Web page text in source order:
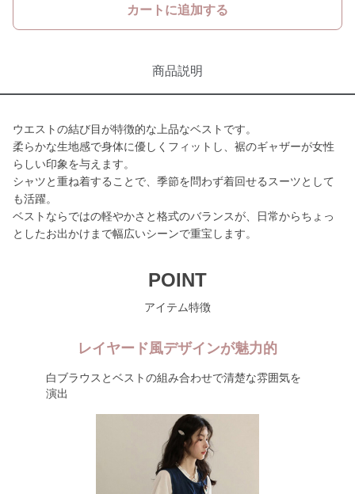
カートに追加する
商品説明
ウエストの結び目が特徴的な上品なベストです。
柔らかな生地感で身体に優しくフィットし、裾のギャザーが女性
らしい印象を与えます。
シャツと重ね着することで、季節を問わず着回せるスーツとして
も活躍。
ベストならではの軽やかさと格式のバランスが、日常からちょっ
としたお出かけまで幅広いシーンで重宝します。
POINT
アイテム特徴
レイヤード風デザインが魅力的
白ブラウスとベストの組み合わせで清楚な雰囲気を
演出